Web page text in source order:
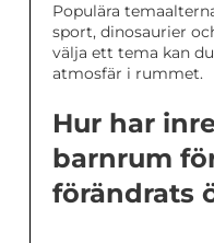
Populära
sport, dinosaurier
välja ett tema kan
atmosfär i rummet.
Hur har
barnrum
förändrats